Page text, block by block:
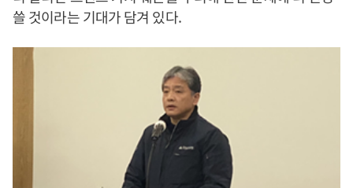
쓸 것이라는 기대가 담겨 있다.